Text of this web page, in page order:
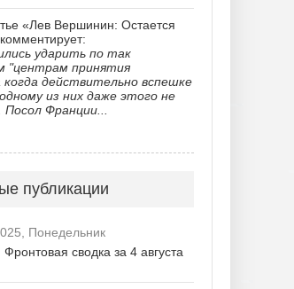
«Лев Вершинин: Остается
ударить по так
"центрам принятия
действительно вспешке
из них даже этого не
Посол Франции...
публикации
Понедельник
сводка за 4 августа